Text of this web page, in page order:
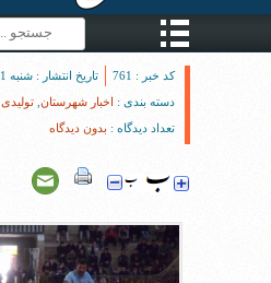
کد خبر : 761
تاریخ انتشار : شنبه 11 بهمن 1393 - 4:17
دسته بندی : اخبار شهرستان تولیدی
تعداد دیدگاه : بدون دیدگاه